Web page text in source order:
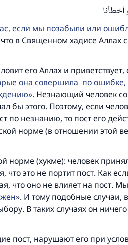
أخطأنا
если мы позабыли или
что в Священном хадисе Аллах
его Аллах и приветствует,
она совершила по
. Незнающий человек
бы этого. Поэтому, если
по незнанию, то пост его
норме (в отношении этой
норме (хукме): человек
это не портит пост. Как
что оно не влияет на пост.
. И тому подобные случаи,
В таких случаях он
пост, нарушают его при
предоставить ответы
мир ему и благословение,
(полагается) такая же
совершившему его»
Участвуйте сейчас!